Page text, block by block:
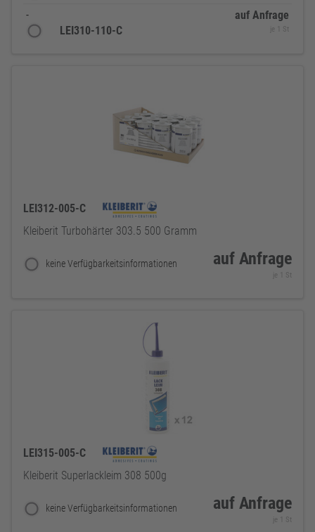
-
LEI310-110-C
auf Anfrage
je 1 St
LEI312-005-C
Kleiberit Turbohärter 303.5 500 Gramm
keine Verfügbarkeitsinformationen auf Anfrage
je 1 St
LEI315-005-C
Kleiberit Superlackleim 308 500g
keine Verfügbarkeitsinformationen auf Anfrage
je 1 St